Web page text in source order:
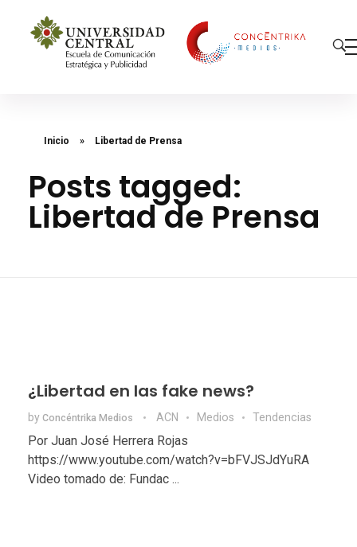
Inicio » Libertad de Prensa
Posts tagged:
Libertad de Prensa
¿Libertad en las fake news?
by Concéntrika Medios ACN Medios Tendencias
Por Juan José Herrera Rojas
https://www.youtube.com/watch?v=bFVJSJdYuRA
Video tomado de: Fundac ...